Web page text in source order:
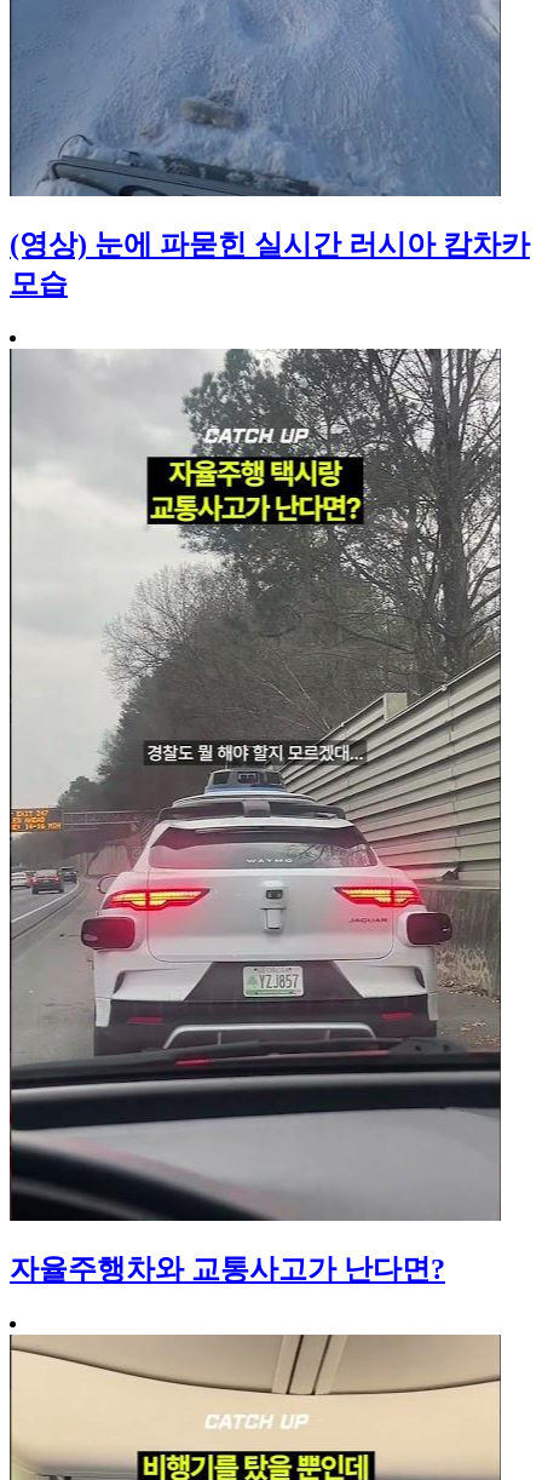
(영상) 눈에 파묻힌 실시간 러시아 캄차카
모습
자율주행차와 교통사고가 난다면?